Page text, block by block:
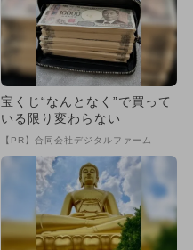
宝くじ“なんとなく”で買って
いる限り変わらない
【PR】合同会社デジタルファーム